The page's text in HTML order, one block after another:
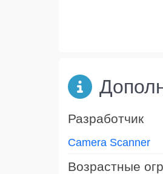
Разработчик
Camera Scanner
Возрастные